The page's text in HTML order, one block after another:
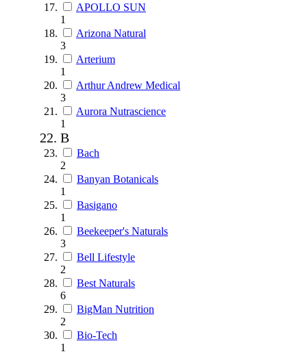
APOLLO SUN
1
Arizona Natural
3
Arterium
1
Arthur Andrew Medical
3
Aurora Nutrascience
1
B
Bach
2
Banyan Botanicals
1
Basigano
1
Beekeeper's Naturals
3
Bell Lifestyle
2
Best Naturals
6
BigMan Nutrition
2
Bio-Tech
1